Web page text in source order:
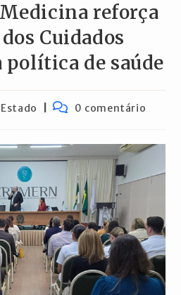
reforça
Cuidados
de saúde
Estado
Comentários
0 comentário